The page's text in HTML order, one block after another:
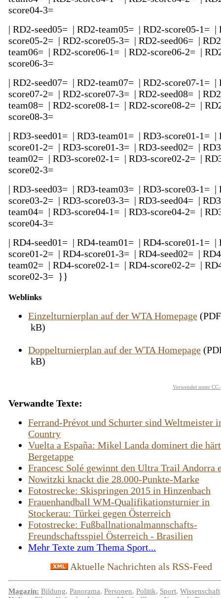
score04-3=
| RD2-seed05= | RD2-team05= | RD2-score05-1= |
score05-2= | RD2-score05-3= | RD2-seed06= |
team06= | RD2-score06-1= | RD2-score06-2= |
score06-3=
| RD2-seed07= | RD2-team07= | RD2-score07-1= |
score07-2= | RD2-score07-3= | RD2-seed08= |
team08= | RD2-score08-1= | RD2-score08-2= |
score08-3=
| RD3-seed01= | RD3-team01= | RD3-score01-1= |
score01-2= | RD3-score01-3= | RD3-seed02= |
team02= | RD3-score02-1= | RD3-score02-2= |
score02-3=
| RD3-seed03= | RD3-team03= | RD3-score03-1= |
score03-2= | RD3-score03-3= | RD3-seed04= |
team04= | RD3-score04-1= | RD3-score04-2= |
score04-3=
| RD4-seed01= | RD4-team01= | RD4-score01-1= |
score01-2= | RD4-score01-3= | RD4-seed02= |
team02= | RD4-score02-1= | RD4-score02-2= |
score02-3= }}
Weblinks
Einzelturnierplan auf der WTA Homepage
kB)
Doppelturnierplan auf der WTA Homepage
kB)
Verwendet unter
Verwandte Texte:
Ferrand-Prévot und Schurter sind Weltmeister
Country
Vuelta a España: Mikel Landa dominert die
Bergetappe
Francesc Solé gewinnt den Ultra Trail Andorra
Nowitzki knackt die 28.000-Punkte-Marke
Fotostrecke: Skispringen 2015 in Hinzenbach
Frauenhandball WM-Qualifikationsturnier in
Stockerau: Türkei gegen Österreich
Fotostrecke: Fußballnationalmannschafts-
Freundschaftsspiel Österreich - Brasilien
Mehr Texte zum Thema Sport...
Aktuelle Nachrichten als RSS-Feed
Magazin: Bildung, Panorama, Personen, Politik, Sport, Wissenschaft